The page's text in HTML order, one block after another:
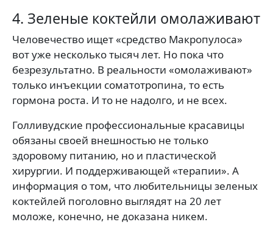
4. Зеленые коктейли омолаживают
Человечество ищет «средство Макропулоса»
вот уже несколько тысяч лет. Но пока что
безрезультатно. В реальности «омолаживают»
только инъекции соматотропина, то есть
гормона роста. И то не надолго, и не всех.
Голливудские профессиональные красавицы
обязаны своей внешностью не только
здоровому питанию, но и пластической
хирургии. И поддерживающей «терапии». А
информация о том, что любительницы зеленых
коктейлей поголовно выглядят на 20 лет
моложе, конечно, не доказана никем.